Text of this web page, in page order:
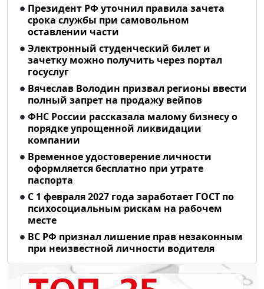
Президент РФ уточнил правила зачета
срока службы при самовольном
оставлении части
Электронный студенческий билет и
зачетку можно получить через портал
госуслуг
Вячеслав Володин призвал регионы ввести
полный запрет на продажу вейпов
ФНС России рассказала малому бизнесу о
порядке упрощенной ликвидации
компании
Временное удостоверение личности
оформляется бесплатно при утрате
паспорта
С 1 февраля 2027 года заработает ГОСТ по
психосоциальным рискам на рабочем
месте
ВС РФ признал лишение прав незаконным
при неизвестной личности водителя